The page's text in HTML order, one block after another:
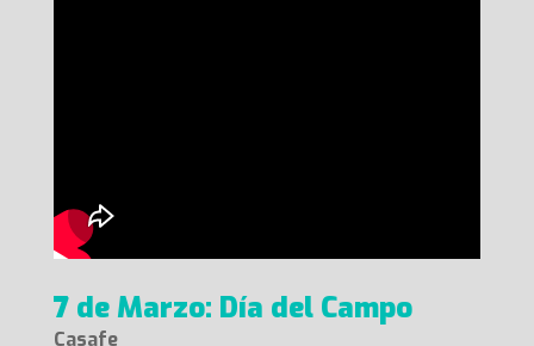
7 de Marzo: Día del Campo
Casafe